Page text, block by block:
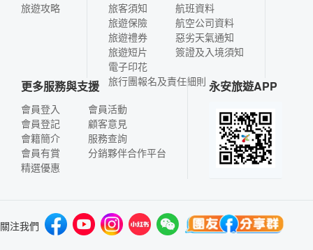
旅遊攻略
旅客須知
旅遊保險
旅遊禮券
旅遊短片
電子印花
航班資料
航空公司資料
惡劣天氣通知
簽證及入境須知
旅行團報名及責任細則
更多服務與支援
會員登入
會員登記
會籍簡介
會員有賞
精選優惠
會員活動
顧客意見
服務查詢
分銷夥伴合作平台
永安旅遊APP
關注我們